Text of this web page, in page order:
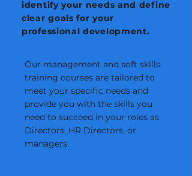
identify your needs and define
clear goals for your
professional development.
Our management and soft skills
training courses are tailored to
meet your specific needs and
provide you with the skills you
need to succeed in your roles as
Directors, HR Directors, or
managers.